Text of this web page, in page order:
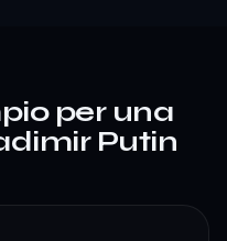
per una
Putin